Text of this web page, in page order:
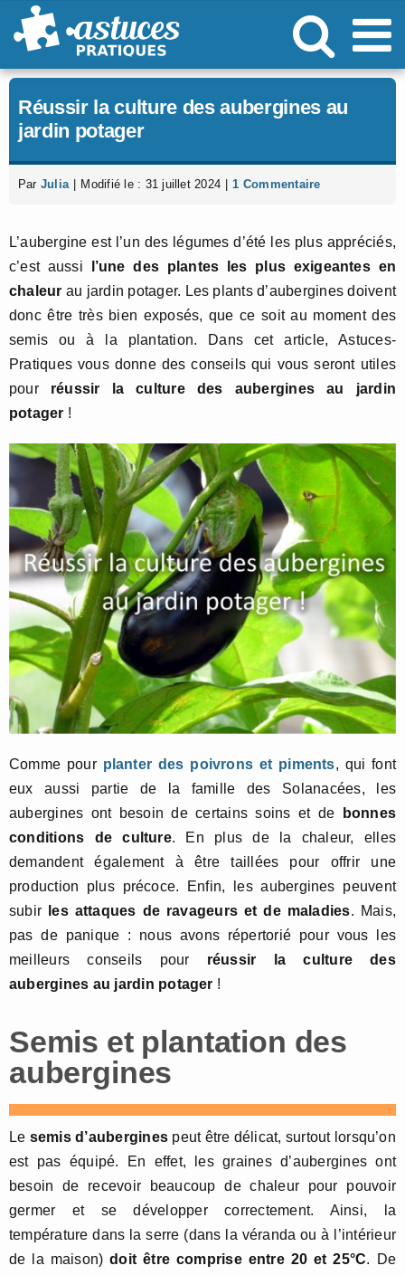
Passer
au
Réussir la culture des aubergines au
jardin potager
Par Julia Modifié le : 31 juillet 2024 1 Commentaire
L’aubergine est l’un des légumes d’été les plus appréciés,
c’est aussi l’une des plantes les plus exigeantes en
chaleur au jardin potager. Les plants d’aubergines doivent
donc être très bien exposés, que ce soit au moment des
semis ou à la plantation. Dans cet article, Astuces-
Pratiques vous donne des conseils qui vous seront utiles
pourréussir la culture des aubergines au jardin
potager !
Comme pour planter des poivrons et piments, qui font
eux aussi partie de la famille des Solanacées, les
aubergines ont besoin de certains soins et de bonnes
conditions de culture. En plus de la chaleur, elles
demandent également à être taillées pour offrir une
production plus précoce. Enfin, les aubergines peuvent
subir
les attaques de ravageurs et de maladies. Mais,
pas de panique : nous avons répertorié pour vous les
meilleurs conseils pour réussir la culture des
aubergines au jardin potager !
Semis et plantation des
aubergines
Le semis d’aubergines peut être délicat, surtout lorsqu’on
est pas équipé. En effet, les graines d’aubergines ont
besoin de recevoir beaucoup de chaleur pour pouvoir
germer et se développer correctement. Ainsi, la
température dans la serre (dans la véranda ou à l’intérieur
de la maison)doit être comprise entre 20 et 25°C. De